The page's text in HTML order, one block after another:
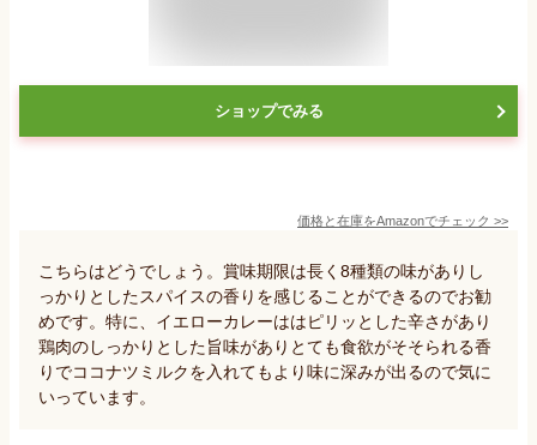
ショップでみる
価格と在庫をAmazonでチェック >>
こちらはどうでしょう。賞味期限は長く8種類の味がありし
っかりとしたスパイスの香りを感じることができるのでお勧
めです。特に、イエローカレーははピリッとした辛さがあり
鶏肉のしっかりとした旨味がありとても食欲がそそられる香
りでココナツミルクを入れてもより味に深みが出るので気に
いっています。